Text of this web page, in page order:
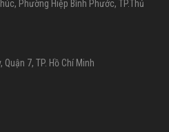
Phường Hiệp Bình Phước, TP.Thủ
7, TP. Hồ Chí Minh